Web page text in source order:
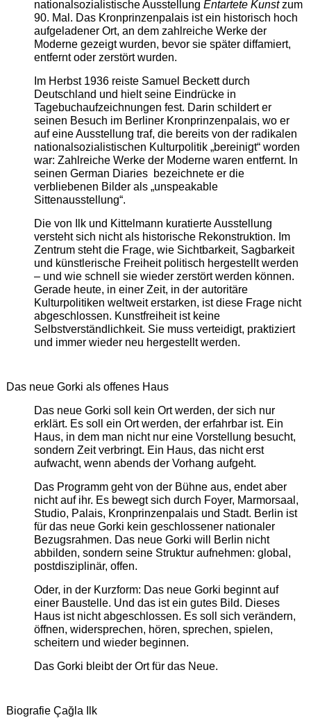
nationalsozialistische Ausstellung Entartete Kunstzum
90. Mal. Das Kronprinzenpalais ist ein historisch hoch
aufgeladener Ort, an dem zahlreiche Werke der
Moderne gezeigt wurden, bevor sie später diffamiert,
entfernt oder zerstört wurden.
Im Herbst 1936 reiste Samuel Beckett durch
Deutschland und hielt seine Eindrücke in
Tagebuchaufzeichnungen fest. Darin schildert er
seinen Besuch im Berliner Kronprinzenpalais, wo er
auf eine Ausstellung traf, die bereits von der radikalen
nationalsozialistischen Kulturpolitik „bereinigt“ worden
war: Zahlreiche Werke der Moderne waren entfernt. In
seinen German Diaries bezeichnete er die
verbliebenen Bilder als „unspeakable
Sittenausstellung“.
Die von Ilk und Kittelmann kuratierte Ausstellung
versteht sich nicht als historische Rekonstruktion. Im
Zentrum steht die Frage, wie Sichtbarkeit, Sagbarkeit
und künstlerische Freiheit politisch hergestellt werden
– und wie schnell sie wieder zerstört werden können.
Gerade heute, in einer Zeit, in der autoritäre
Kulturpolitiken weltweit erstarken, ist diese Frage nicht
abgeschlossen. Kunstfreiheit ist keine
Selbstverständlichkeit. Sie muss verteidigt, praktiziert
und immer wieder neu hergestellt werden.
Das neue Gorki als offenes Haus
Das neue Gorki soll kein Ort werden, der sich nur
erklärt. Es soll ein Ort werden, der erfahrbar ist. Ein
Haus, in dem man nicht nur eine Vorstellung besucht,
sondern Zeit verbringt. Ein Haus, das nicht erst
aufwacht, wenn abends der Vorhang aufgeht.
Das Programm geht von der Bühne aus, endet aber
nicht auf ihr. Es bewegt sich durch Foyer, Marmorsaal,
Studio, Palais, Kronprinzenpalais und Stadt. Berlin ist
für das neue Gorki kein geschlossener nationaler
Bezugsrahmen. Das neue Gorki will Berlin nicht
abbilden, sondern seine Struktur aufnehmen: global,
postdisziplinär, offen.
Oder, in der Kurzform: Das neue Gorki beginnt auf
einer Baustelle. Und das ist ein gutes Bild. Dieses
Haus ist nicht abgeschlossen. Es soll sich verändern,
öffnen, widersprechen, hören, sprechen, spielen,
scheitern und wieder beginnen.
Das Gorki bleibt der Ort für das Neue.
Biografie Çağla Ilk